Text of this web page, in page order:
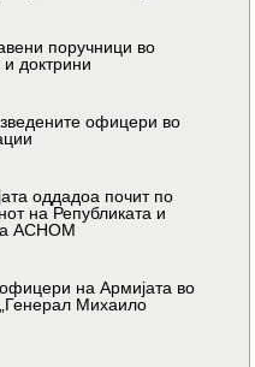
поручници во
доктрини
офицери во
оддадоа почит по
на Републиката и
АСНОМ
на Армијата во
Михаило